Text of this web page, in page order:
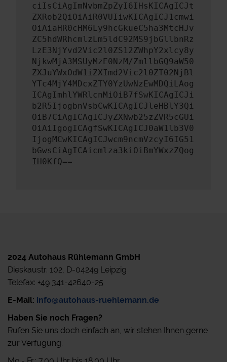
ciIsCiAgImNvbmZpZyI6IHsKICAgICJt
ZXRob2QiOiAiR0VUIiwKICAgICJ1cmwi
OiAiaHR0cHM6Ly9hcGkueC5ha3MtcHJv
ZC5hdWRhcmlzLm5ldC92MS9jbGllbnRz
LzE3NjYvd2Vic2l0ZS12ZWhpY2xlcy8y
NjkwMjA3MSUyMzE0NzM/ZmllbGQ9aW50
ZXJuYWxOdW1iZXImd2Vic2l0ZT02NjBl
YTc4MjY4MDcxZTY0YzUwNzEwMDQiLAog
ICAgImhlYWRlcnMiOiB7fSwKICAgICJi
b2R5IjogbnVsbCwKICAgICJleHBlY3Qi
OiB7CiAgICAgICJyZXNwb25zZVR5cGUi
OiAiIgogICAgfSwKICAgICJ0aW1lb3V0
IjogMCwKICAgICJwcm9ncmVzcyI6IG51
bGwsCiAgICAicmlza3kiOiBmYWxzZQog
IH0KfQ==
2024 Autohaus Rühlemann GmbH
Dieskaustr. 102, D-04249 Leipzig
Telefax: +49 341-42640-25
E-Mail: info@autohaus-ruehlemann.de
Haben Sie noch Fragen?
Rufen Sie uns doch einfach an, wir stehen Ihnen gerne
zur Verfügung.